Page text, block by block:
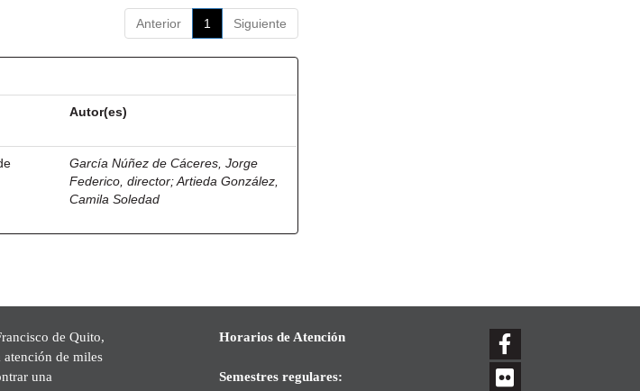
Anterior 1 Siguiente
Autor(es)
García Núñez de Cáceres, Jorge
Federico, director;Artieda González,
Camila Soledad
de Quito,
atención de miles
una
Horarios de Atención
Semestres regulares: